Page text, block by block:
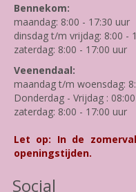
Bennekom:
maandag: 8:00 - 17:30 uur
dinsdag t/m vrijdag: 8:00 -
zaterdag: 8:00 - 17:00 uur
Veenendaal:
maandag t/m woensdag:
Donderdag - Vrijdag :
zaterdag: 8:00 - 17:00 uur
Let op: In de
openingstijden.
Social